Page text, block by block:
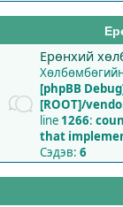
Ерөнхий
[phpBB
[ROOT]/
line 1266:
that
Сэдэв: 6